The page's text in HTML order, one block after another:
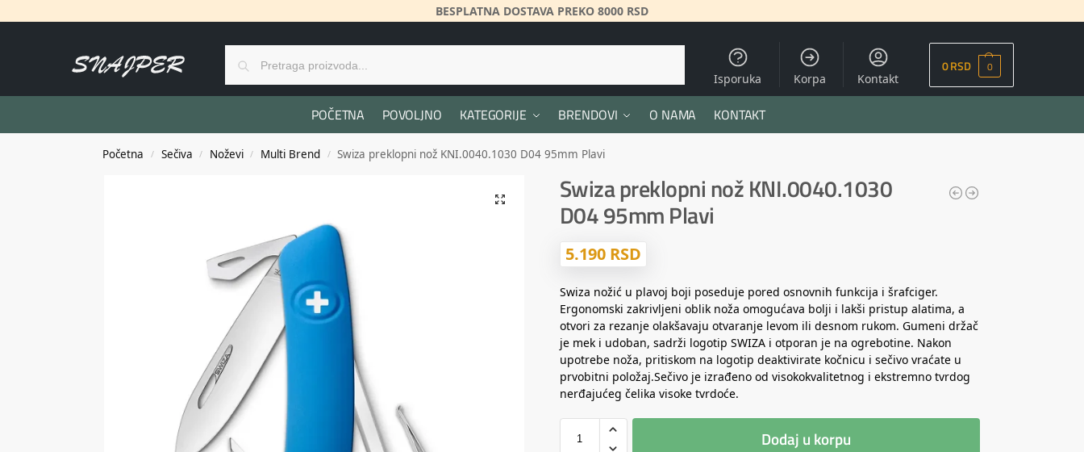
BESPLATNA DOSTAVA PREKO 8000 RSD
Isporuka Korpa Kontakt
0RSD 0
POČETNA POVOLJNO KATEGORIJE BRENDOVI O NAMA KONTAKT
Početna / Sečiva / Noževi / Multi Brend / Swiza preklopni nož KNI.0040.1030 D04 95mm Plavi
Swiza preklopni nož KNI.0040.1030
D04 95mm Plavi
5.190 RSD
Swiza nožić u plavoj boji poseduje pored osnovnih funkcija i šrafciger.
Ergonomski zakrivljeni oblik noža omogućava bolji i lakši pristup alatima, a
otvori za rezanje olakšavaju otvaranje levom ili desnom rukom. Gumeni držač
je mek i udoban, sadrži logotip SWIZA i otporan je na ogrebotine. Nakon
upotrebe noža, pritiskom na logotip deaktivirate kočnicu i sečivo vraćate u
prvobitni položaj.Sečivo je izrađeno od visokokvalitetnog i ekstremno tvrdog
nerđajućeg čelika visoke tvrdoće.
Dodaj u korpu